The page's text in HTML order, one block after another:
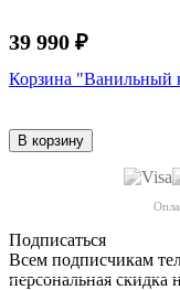
39 990 ₽
Корзина "Ванильный
В корзину
Подписаться
Всем подписчикам
персональная скидка